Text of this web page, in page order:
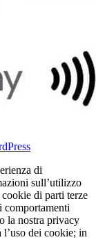
di
sull’utilizzo
di parti terze
comportamenti
la nostra privacy
l’uso dei cookie; in